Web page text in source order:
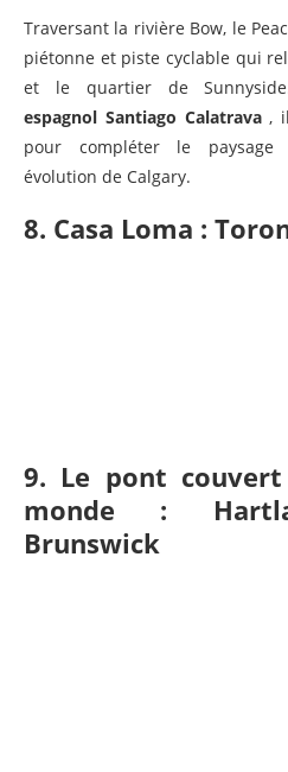
Traversant la rivière Bow, le
piétonne et piste cyclable qui
et le quartier de
espagnol Santiago Calatrava, il
pour compléter le paysage
évolution de Calgary.
8. Casa Loma :
9. Le pont
monde :
Brunswick